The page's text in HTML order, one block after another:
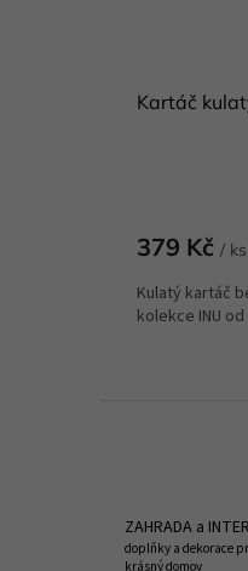
Kartáč
379 Kč / ks
Kulatý kartáč
kolekce INU od
ZAHRADA a
doplňky a dekorace
krásný domov